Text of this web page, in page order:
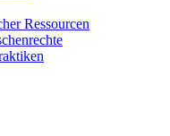
Ressourcen